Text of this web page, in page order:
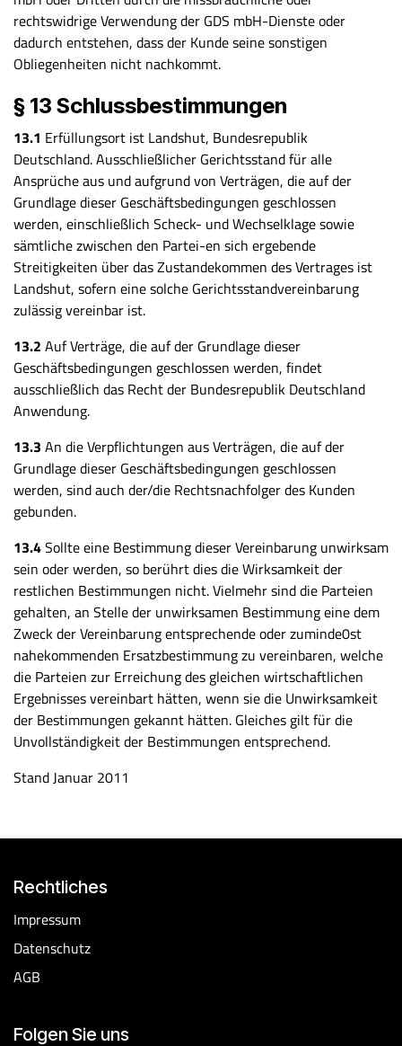
rechtswidrige Verwendung der GDS mbH-Dienste oder
dadurch entstehen, dass der Kunde seine sonstigen
Obliegenheiten nicht nachkommt.
§ 13 Schlussbestimmungen
13.1 Erfüllungsort ist Landshut, Bundesrepublik
Deutschland. Ausschließlicher Gerichtsstand für alle
Ansprüche aus und aufgrund von Verträgen, die auf der
Grundlage dieser Geschäftsbedingungen geschlossen
werden, einschließlich Scheck- und Wechselklage sowie
sämtliche zwischen den Partei-en sich ergebende
Streitigkeiten über das Zustandekommen des Vertrages ist
Landshut, sofern eine solche Gerichtsstandvereinbarung
zulässig vereinbar ist.
13.2 Auf Verträge, die auf der Grundlage dieser
Geschäftsbedingungen geschlossen werden, findet
ausschließlich das Recht der Bundesrepublik Deutschland
Anwendung.
13.3 An die Verpflichtungen aus Verträgen, die auf der
Grundlage dieser Geschäftsbedingungen geschlossen
werden, sind auch der/die Rechtsnachfolger des Kunden
gebunden.
13.4Sollte eine Bestimmung dieser Vereinbarung unwirksam
sein oder werden, so berührt dies die Wirksamkeit der
restlichen Bestimmungen nicht. Vielmehr sind die Parteien
gehalten, an Stelle der unwirksamen Bestimmung eine dem
Zweck der Vereinbarung entsprechende oder zuminde0st
nahekommenden Ersatzbestimmung zu vereinbaren, welche
die Parteien zur Erreichung des gleichen wirtschaftlichen
Ergebnisses vereinbart hätten, wenn sie die Unwirksamkeit
der Bestimmungen gekannt hätten. Gleiches gilt für die
Unvollständigkeit der Bestimmungen entsprechend.
Stand Januar 2011
Rechtliches
​Impressum
Datenschutz
AGB
Folgen Sie uns